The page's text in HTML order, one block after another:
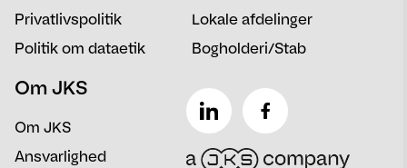
Privatlivspolitik
Politik om dataetik
Lokale afdelinger
Bogholderi/Stab
Om JKS
Om JKS
Ansvarlighed